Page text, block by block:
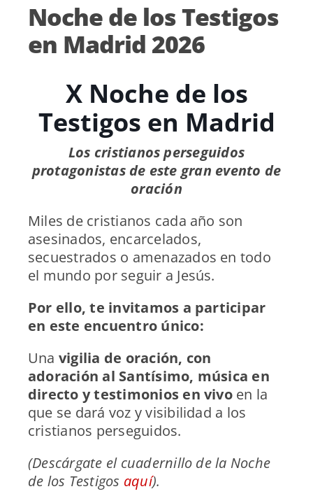
Noche de los Testigos
en Madrid 2026
X Noche de los
Testigos en Madrid
Los cristianos perseguidos
protagonistas de este gran evento de
oración
Miles de cristianos cada año son
asesinados, encarcelados,
secuestrados o amenazados en todo
el mundo por seguir a Jesús.
Por ello, te invitamos a participar
en este encuentro único:
Una vigilia de oración, con
adoración al Santísimo, música en
directo y testimonios en vivoen la
que se dará voz y visibilidad a los
cristianos perseguidos.
(Descárgate el cuadernillo de la Noche
de los Testigos aquí).